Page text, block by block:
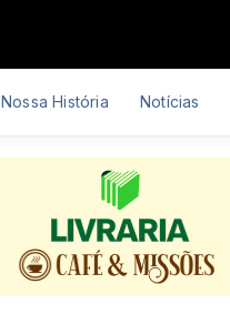
Nossa História Notícias